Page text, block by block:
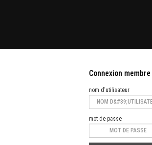
Connexion membre
nom d'utilisateur
mot de passe